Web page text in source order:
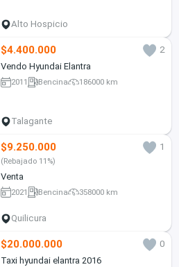
Alto Hospicio
$4.400.000
2
Vendo Hyundai Elantra
2011 Bencina 186000 km
Talagante
$9.250.000 1
(Rebajado 11%)
Venta
2021 Bencina 358000 km
Quilicura
$20.000.000
0
Taxi hyundai elantra 2016